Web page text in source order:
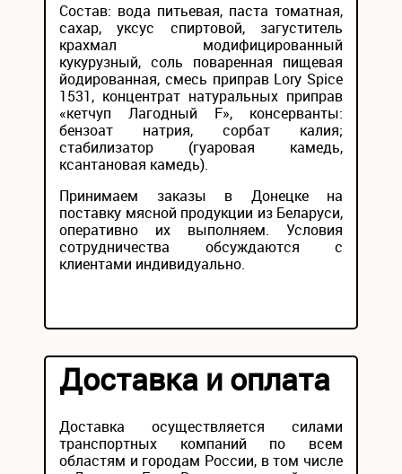
Состав: вода питьевая, паста томатная,
сахар, уксус спиртовой, загуститель
крахмал модифицированный
кукурузный, соль поваренная пищевая
йодированная, смесь приправ Lory Spice
1531, концентрат натуральных приправ
«кетчуп Лагодный F», консерванты:
бензоат натрия, сорбат калия;
стабилизатор (гуаровая камедь,
ксантановая камедь).
Принимаем заказы в Донецке на
поставку мясной продукции из Беларуси,
оперативно их выполняем. Условия
сотрудничества обсуждаются с
клиентами индивидуально.
Доставка и оплата
Доставка осуществляется силами
транспортных компаний по всем
областям и городам России, в том числе